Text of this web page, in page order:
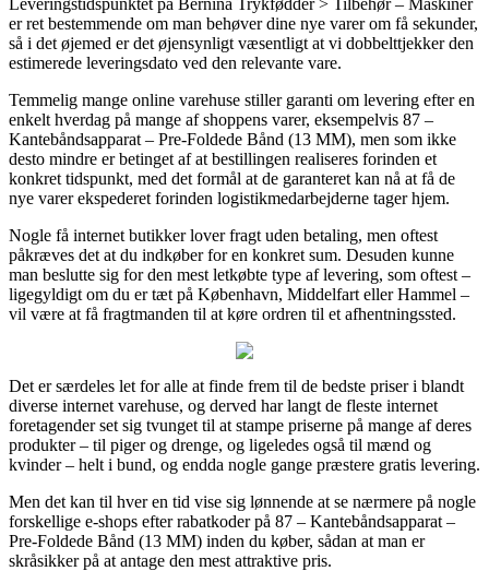
er ret bestemmende om man behøver dine nye varer om få sekunder,
så i det øjemed er det øjensynligt væsentligt at vi dobbelttjekker den
estimerede leveringsdato ved den relevante vare.
Temmelig mange online varehuse stiller garanti om levering efter en
enkelt hverdag på mange af shoppens varer, eksempelvis 87 –
Kantebåndsapparat – Pre-Foldede Bånd (13 MM), men som ikke
desto mindre er betinget af at bestillingen realiseres forinden et
konkret tidspunkt, med det formål at de garanteret kan nå at få de
nye varer ekspederet forinden logistikmedarbejderne tager hjem.
Nogle få internet butikker lover fragt uden betaling, men oftest
påkræves det at du indkøber for en konkret sum. Desuden kunne
man beslutte sig for den mest letkøbte type af levering, som oftest –
ligegyldigt om du er tæt på København, Middelfart eller Hammel –
vil være at få fragtmanden til at køre ordren til et afhentningssted.
Det er særdeles let for alle at finde frem til de bedste priser i blandt
diverse internet varehuse, og derved har langt de fleste internet
foretagender set sig tvunget til at stampe priserne på mange af deres
produkter – til piger og drenge, og ligeledes også til mænd og
kvinder – helt i bund, og endda nogle gange præstere gratis levering.
Men det kan til hver en tid vise sig lønnende at se nærmere på nogle
forskellige e-shops efter rabatkoder på 87 – Kantebåndsapparat –
Pre-Foldede Bånd (13 MM) inden du køber, sådan at man er
skråsikker på at antage den mest attraktive pris.